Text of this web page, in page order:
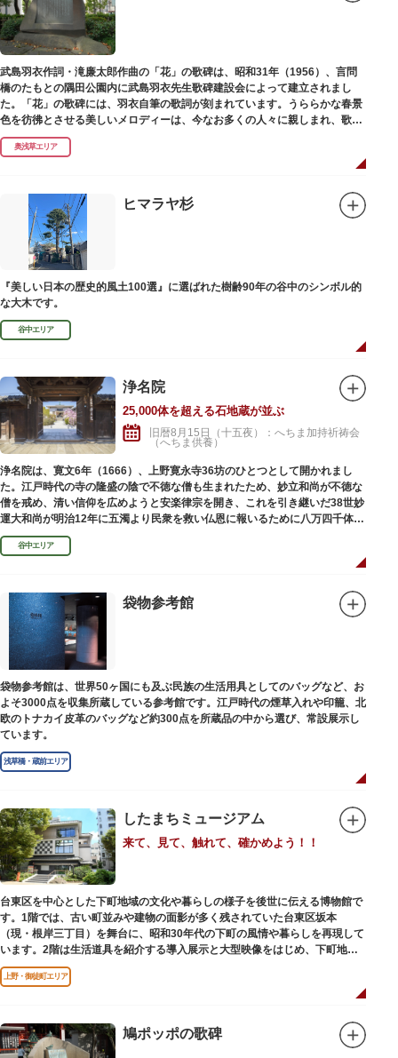
武島羽衣作詞・滝廉太郎作曲の「花」の歌碑は、昭和31年（1956）、言問
橋のたもとの隅田公園内に武島羽衣先生歌碑建設会によって建立されまし
た。「花」の歌碑には、羽衣自筆の歌詞が刻まれています。うららかな春景
色を彷彿とさせる美しいメロディーは、今なお多くの人々に親しまれ、歌い
つがれています。
奥浅草エリア
ヒマラヤ杉
『美しい日本の歴史的風土100選』に選ばれた樹齢90年の谷中のシンボル的
な大木です。
谷中エリア
浄名院
25,000体を超える石地蔵が並ぶ
旧暦8月15日（十五夜）：へちま加持祈祷会
（へちま供養）
浄名院は、寛文6年（1666）、上野寛永寺36坊のひとつとして開かれまし
た。江戸時代の寺の隆盛の陰で不徳な僧も生まれたため、妙立和尚が不徳な
僧を戒め、清い信仰を広めようと安楽律宗を開き、これを引き継いだ38世妙
運大和尚が明治12年に五濁より民衆を救い仏恩に報いるために八万四千体の
石地蔵建立を発願しました。現在では2万５千体を超える像が造立されてい
ます。谷中エリア
袋物参考館
袋物参考館は、世界50ヶ国にも及ぶ民族の生活用具としてのバッグなど、お
よそ3000点を収集所蔵している参考館です。江戸時代の煙草入れや印籠、北
欧のトナカイ皮革のバッグなど約300点を所蔵品の中から選び、常設展示し
ています。
浅草橋・蔵前エリア
したまちミュージアム
来て、見て、触れて、確かめよう！！
台東区を中心とした下町地域の文化や暮らしの様子を後世に伝える博物館で
す。1階では、古い町並みや建物の面影が多く残されていた台東区坂本
（現・根岸三丁目）を舞台に、昭和30年代の下町の風情や暮らしを再現して
います。2階は生活道具を紹介する導入展示と大型映像をはじめ、下町地域
の歴史や出来事をたどることのできる資料を展示しています。また3階には
企画展示室と、道具や玩具を体験し、調べることができるしたまち情報コー
上野・御徒町エリア
鳩ポッポの歌碑